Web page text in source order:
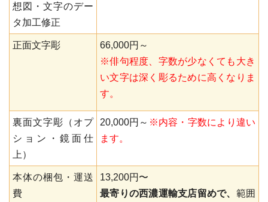
想図・文字のデー
タ加工修正
正面文字彫
66,000円～
※俳句程度、字数が少なくても大き
い文字は深く彫るために高くなりま
す。
裏面文字彫（オプ
ション・鏡面仕
上）
20,000円～ ※内容・字数により違い
ます。
本体の梱包・運送
費
13,200円〜
最寄りの西濃運輸支店留めで、 範囲